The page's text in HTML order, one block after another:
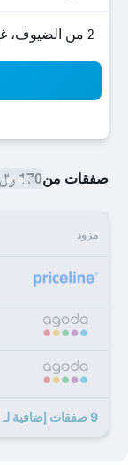
2 من الضيوف، غرفة واحدة
صفقات من170 ﷼
مزود
9 صفقات إضافية لـ فيشرمان كو تاو